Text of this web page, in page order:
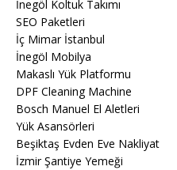
İnegöl Koltuk Takımı
SEO Paketleri
İç Mimar İstanbul
İnegöl Mobilya
Makaslı Yük Platformu
DPF Cleaning Machine
Bosch Manuel El Aletleri
Yük Asansörleri
Beşiktaş Evden Eve Nakliyat
İzmir Şantiye Yemeği